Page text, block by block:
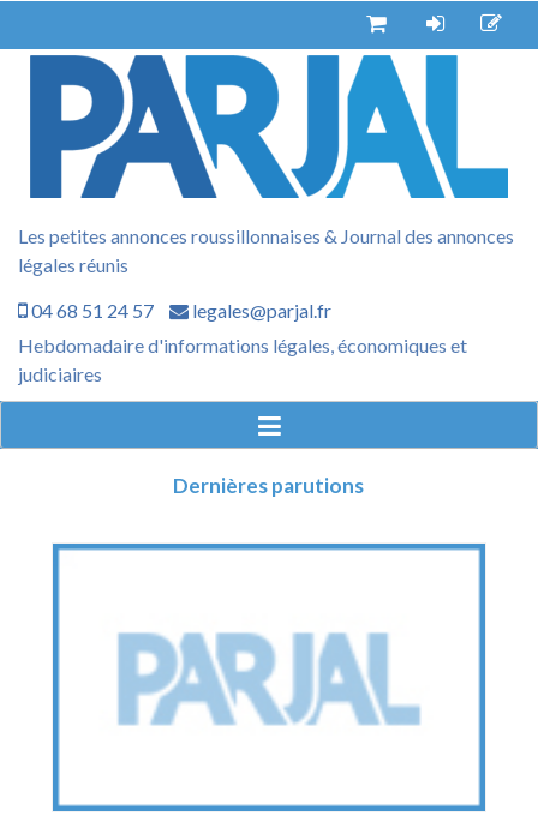
Les petites annonces roussillonnaises & Journal des annonces
légales réunis
04 68 51 24 57
legales@parjal.fr
Hebdomadaire d'informations légales, économiques et
judiciaires
Dernières parutions